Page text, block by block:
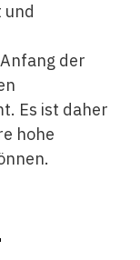
der
Es ist daher
hohe